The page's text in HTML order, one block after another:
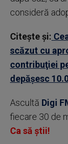
consideră
Citește și:
scăzut cu
contribuţiei
depăşesc
Ascultă Digi
fiecare 30 de
Ca să știi!